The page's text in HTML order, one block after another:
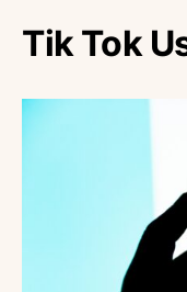
Tik Tok